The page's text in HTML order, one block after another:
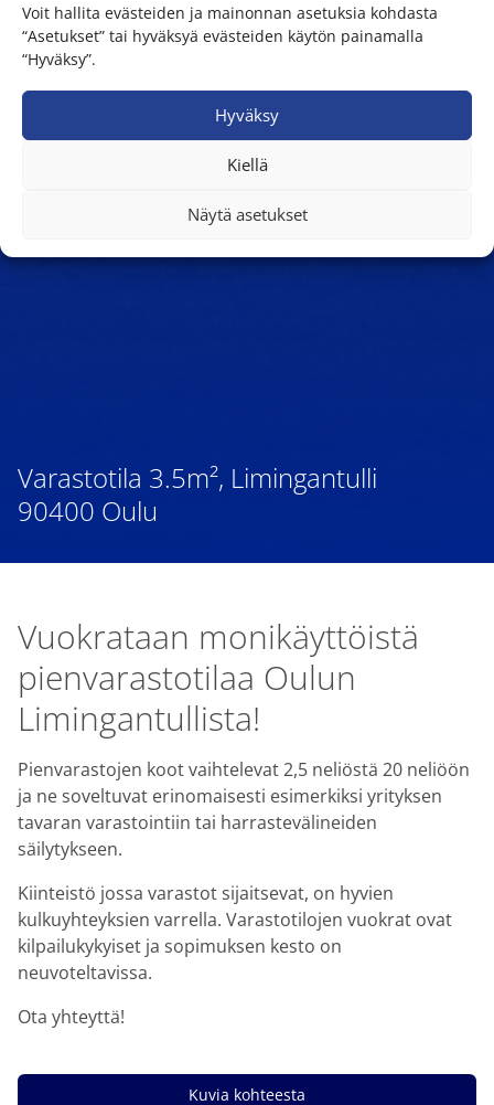
Voit hallita evästeiden ja mainonnan asetuksia kohdasta
“Asetukset” tai hyväksyä evästeiden käytön painamalla
“Hyväksy”.
Hyväksy
Kiellä
Näytä asetukset
Varastotila 3.5m², Limingantulli
90400 Oulu
Vuokrataan monikäyttöistä
pienvarastotilaa Oulun
Limingantullista!
Pienvarastojen koot vaihtelevat 2,5 neliöstä 20 neliöön
ja ne soveltuvat erinomaisesti esimerkiksi yrityksen
tavaran varastointiin tai harrastevälineiden
säilytykseen.
Kiinteistö jossa varastot sijaitsevat, on hyvien
kulkuyhteyksien varrella. Varastotilojen vuokrat ovat
kilpailukykyiset ja sopimuksen kesto on
neuvoteltavissa.
Ota yhteyttä!
Kuvia kohteesta